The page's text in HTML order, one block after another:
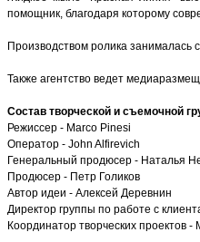
помощник, благодаря которому
Производством ролика занималась
Также агентство ведет
Состав творческой и съемочной
Режиссер - Marco Pinesi
Оператор - John Alfirevich
Генеральный продюсер - Наталья
Продюсер - Петр Голиков
Автор идеи - Алексей Деревнин
Директор группы по работе с
Координатор творческих проектов